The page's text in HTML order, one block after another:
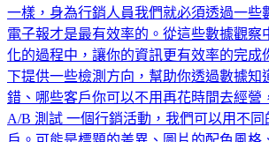
一樣，身為行銷人員我們就必須透過一些
電子報才是最有效率的。從這些數據觀察
化的過程中，讓你的資訊更有效率的完成
下提供一些檢測方向，幫助你透過數據知
錯、哪些客戶你可以不用再花時間去經營
A/B 測試 一個行銷活動，我們可以用不